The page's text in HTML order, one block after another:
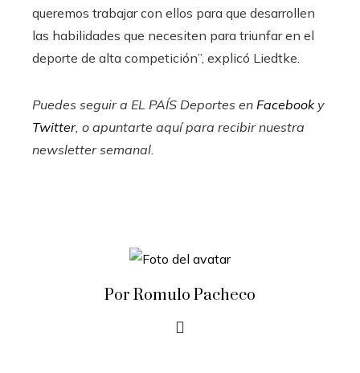
queremos trabajar con ellos para que desarrollen
las habilidades que necesiten para triunfar en el
deporte de alta competición”, explicó Liedtke.
Puedes seguir a EL PAÍS Deportes en Facebooky
Twitter, o apuntarte aquí para recibirnuestra
newsletter semanal.
Por Romulo Pacheco